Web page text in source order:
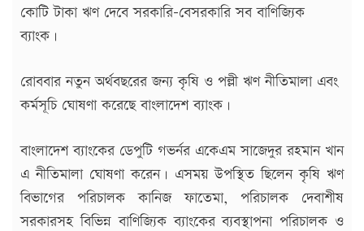
কোটি টাকা ঋণ দেবে সরকারি-বেসরকারি সব বাণিজ্যিক
ব্যাংক।
রোববার নতুন অর্থবছরের জন্য কৃষি ও পল্লী ঋণ নীতিমালা এবং
কর্মসূচি ঘোষণা করেছে বাংলাদেশ ব্যাংক।
বাংলাদেশ ব্যাংকের ডেপুটি গভর্নর একেএম সাজেদুর রহমান খান
এ নীতিমালা ঘোষণা করেন। এসময় উপস্থিত ছিলেন কৃষি ঋণ
বিভাগের পরিচালক কানিজ ফাতেমা, পরিচালক দেবাশীষ
সরকারসহ বিভিন্ন বাণিজ্যিক ব্যাংকের ব্যবস্থাপনা পরিচালক ও